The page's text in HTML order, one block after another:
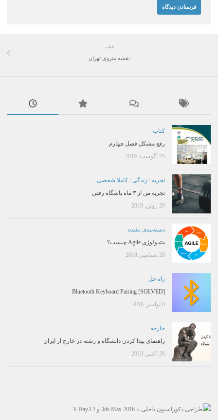
قبلی
نقشه متروی تهران
کتاب
رفع مشکل فصل چهارم
25 آگوست, 2019
تجربه / زندگی / کاملا شخصی
تجربه من از ۳ ماه باشگاه رفتن
29 ژوئن, 2019
دسته‌بندی نشده
متدولوژی Agile چیست؟
28 دسامبر, 2018
راه حل
[SOLVED] Bluetooth Keyboard Pairing
8 نوامبر, 2018
خارجه
راهنمای پیدا کردن دانشگاه و رشته در خارج از ایران
26 اکتبر, 2018